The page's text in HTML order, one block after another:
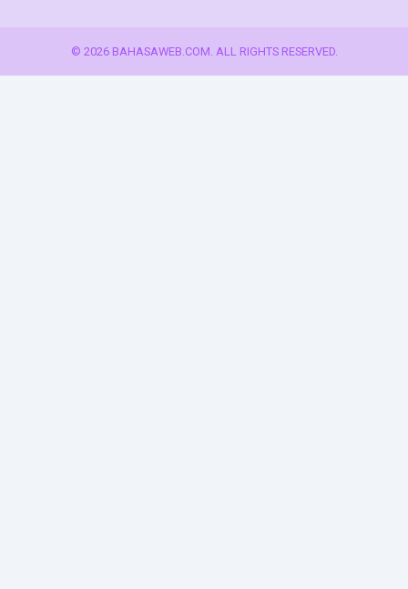
© 2026 BAHASAWEB.COM. ALL RIGHTS RESERVED.